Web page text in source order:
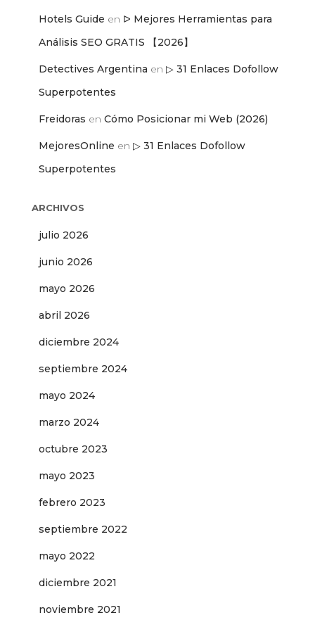
Hotels Guide en ᐅ Mejores Herramientas para
Análisis SEO GRATIS 【2026】
Detectives Argentina en ▷ 31 Enlaces Dofollow
Superpotentes
Freidoras en Cómo Posicionar mi Web (2026)
MejoresOnline en ▷ 31 Enlaces Dofollow
Superpotentes
ARCHIVOS
julio 2026
junio 2026
mayo 2026
abril 2026
diciembre 2024
septiembre 2024
mayo 2024
marzo 2024
octubre 2023
mayo 2023
febrero 2023
septiembre 2022
mayo 2022
diciembre 2021
noviembre 2021